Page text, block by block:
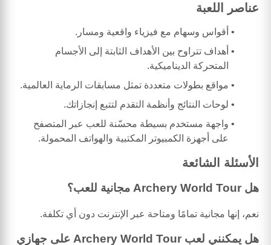
عناصر اللعبة
أقواس وسهام مع فيزياء واقعية ومسار.
أهداف تتراوح بين الأهداف الثابتة إلى الأجسام
المتحركة الديناميكية.
مواقع بطولات متعددة تمثل مسابقات الرماية العالمية.
لوحات النتائج وأنظمة التقدم لتتبع إنجازاتك.
واجهة مستخدم بسيطة محسّنة للعب عبر المتصفح
على أجهزة الكمبيوتر المكتبية والهواتف المحمولة.
الأسئلة الشائعة
هل Archery World Tour مجانية للعب؟
نعم، إنها مجانية تمامًا ومتاحة عبر الإنترنت دون أي تكلفة.
هل يمكنني لعب Archery World Tour على جهازي